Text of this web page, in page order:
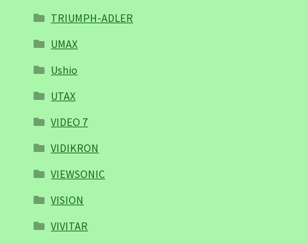
TRIUMPH-ADLER
UMAX
Ushio
UTAX
VIDEO 7
VIDIKRON
VIEWSONIC
VISION
VIVITAR